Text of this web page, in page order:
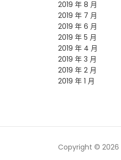
2019 年 8 月
2019 年 7 月
2019 年 6 月
2019 年 5 月
2019 年 4 月
2019 年 3 月
2019 年 2 月
2019 年 1 月
Copyright © 2026